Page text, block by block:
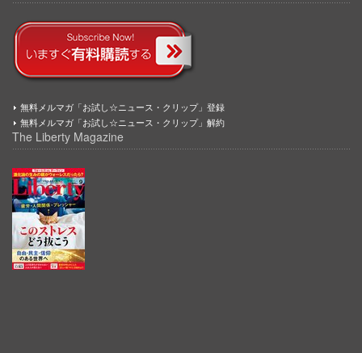
無料メルマガ「お試し☆ニュース・クリップ」登録
無料メルマガ「お試し☆ニュース・クリップ」解約
The Liberty Magazine